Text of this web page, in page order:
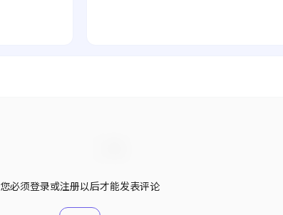
您必须登录或注册以后才能发表评论